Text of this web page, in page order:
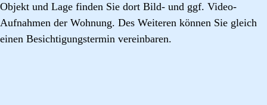
Objekt und Lage finden Sie dort Bild- und ggf. Video-
Aufnahmen der Wohnung. Des Weiteren können Sie gleich
einen Besichtigungstermin vereinbaren.